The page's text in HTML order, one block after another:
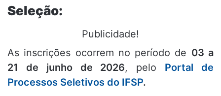
Seleção:
Publicidade!
As inscrições ocorrem no período de 03 a
21 de junho de 2026, pelo Portal de
Processos Seletivos do IFSP.